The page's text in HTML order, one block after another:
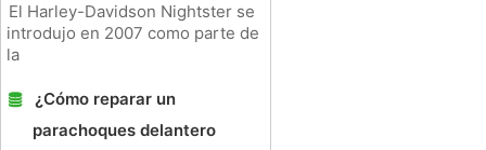
El Harley-Davidson Nightster se
introdujo en 2007 como parte de
la
¿Cómo reparar un
parachoques delantero